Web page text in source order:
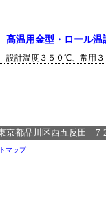
高温用金型・ロール温
設計温度３５０℃、常用
都品川区西五反田
マップ